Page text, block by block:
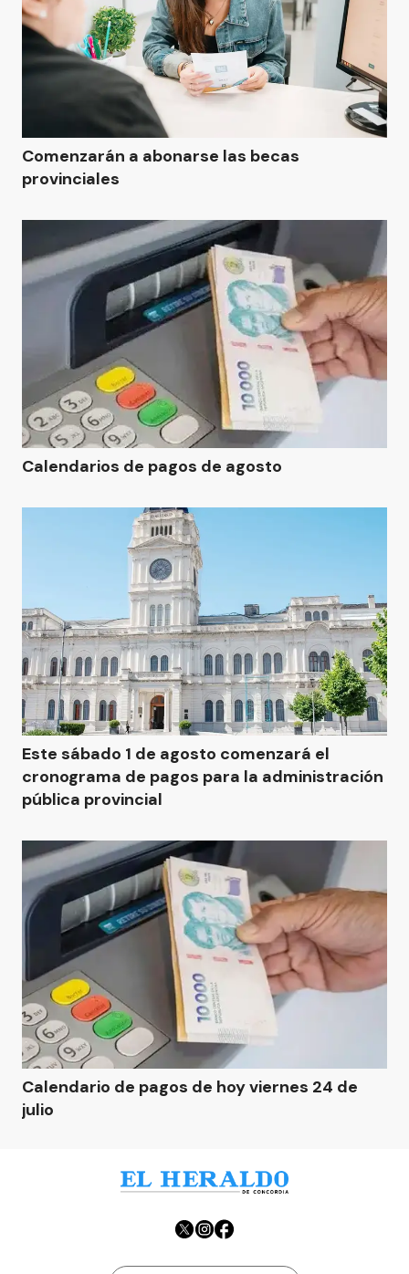
Comenzarán a abonarse las becas
provinciales
Calendarios de pagos de agosto
Este sábado 1 de agosto comenzará el
cronograma de pagos para la administración
pública provincial
Calendario de pagos de hoy viernes 24 de
julio